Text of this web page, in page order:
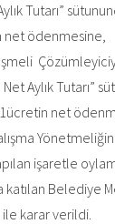
Tutarı”
net
Aylık Tutarı”
net
işaretle
katılan Belediye
karar verildi.